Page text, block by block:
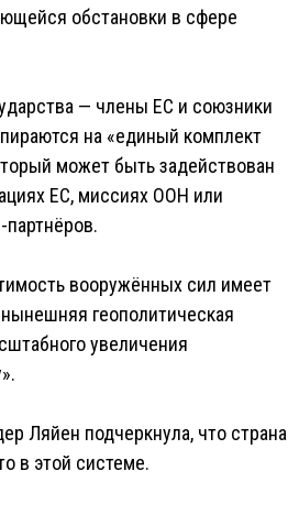
обстановки в сфере
— члены ЕС и союзники
на «единый комплект
может быть задействован
ЕС, миссиях ООН или
партнёров.
вооружённых сил имеет
геополитическая
увеличения
Ляйен подчеркнула, что страна
в этой системе.